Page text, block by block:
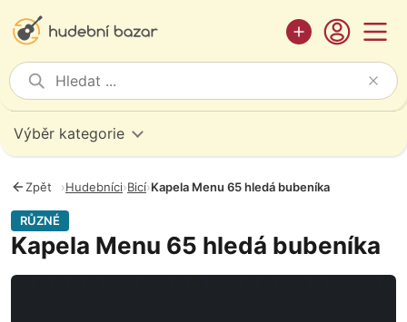
Výběr kategorie
Zpět ›Hudebníci›Bicí›Kapela Menu 65 hledá bubeníka
RŮZNÉ
Kapela Menu 65 hledá bubeníka
Fotografie